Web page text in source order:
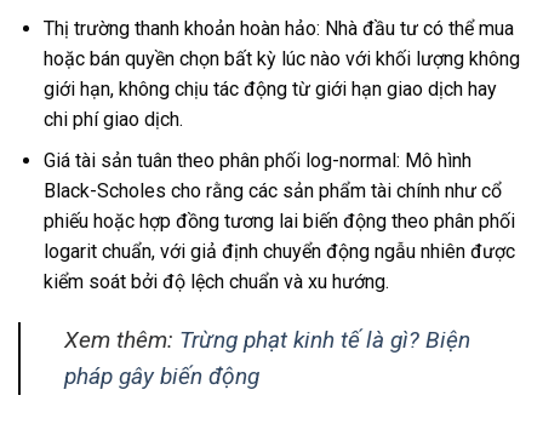
Thị trường thanh khoản hoàn hảo: Nhà đầu tư có thể mua
hoặc bán quyền chọn bất kỳ lúc nào với khối lượng không
giới hạn, không chịu tác động từ giới hạn giao dịch hay
chi phí giao dịch.
Giá tài sản tuân theo phân phối log-normal: Mô hình
Black-Scholes cho rằng các sản phẩm tài chính như cổ
phiếu hoặc hợp đồng tương lai biến động theo phân phối
logarit chuẩn, với giả định chuyển động ngẫu nhiên được
kiểm soát bởi độ lệch chuẩn và xu hướng.
Xem thêm: Trừng phạt kinh tế là gì? Biện
pháp gây biến động